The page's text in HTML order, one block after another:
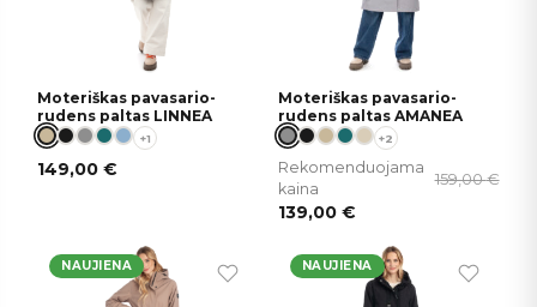
Moteriškas pavasario-
rudens paltas LINNEA
+1
149,00€
Moteriškas pavasario-
rudens paltas AMANEA
+2
Rekomenduojama
kaina
159,00€
139,00 €
NAUJIENA NAUJIENA